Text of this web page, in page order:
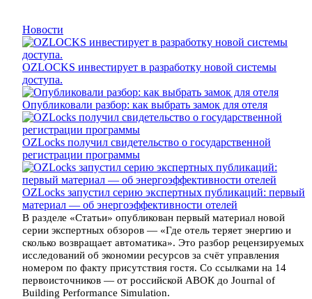
Новости
OZLOCKS инвестирует в разработку новой системы
доступа.
Опубликовали разбор: как выбрать замок для отеля
OZLocks получил свидетельство о государственной
регистрации программы
OZLocks запустил серию экспертных публикаций: первый
материал — об энергоэффективности отелей
В разделе «Статьи» опубликован первый материал новой
серии экспертных обзоров — «Где отель теряет энергию и
сколько возвращает автоматика». Это разбор рецензируемых
исследований об экономии ресурсов за счёт управления
номером по факту присутствия гостя. Со ссылками на 14
первоисточников — от российской АВОК до Journal of
Building Performance Simulation.